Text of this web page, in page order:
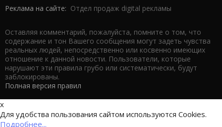
Реклама на сайте: Отдел продаж digital рекламы
Оставляя комментарий, пожалуйста, помните о том, что
содержание и тон Вашего сообщения могут задеть чувства
реальных людей, непосредственно или косвенно имеющих
отношение к данной новости. Пользователи, которые
нарушают эти правила грубо или систематически, будут
заблокированы.
Полная версия правил
x
Для удобства пользования сайтом используются Cookies.
Подробнее...